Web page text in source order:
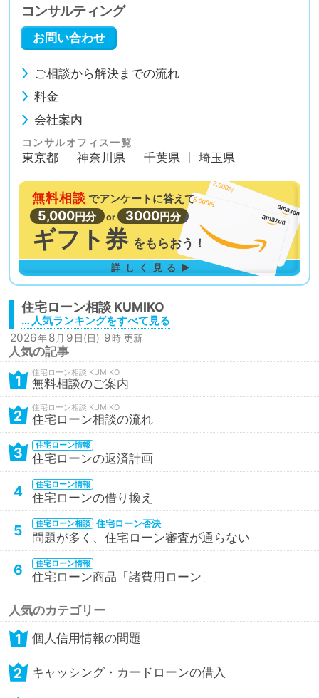
コンサルティング
お問い合わせ
ご相談から解決までの流れ
料金
会社案内
コンサルオフィス一覧
東京都 神奈川県 千葉県 埼玉県
無料相談 でアンケートに答えて
5,000円分 or 3000円分
ギフト券 を もらおう！
詳しく見る▶
住宅ローン相談
… 人気ランキングをすべて見る
2026年8 月 9 日(日) 9時 更新
人気の記事
1 住宅ローン相談
無料相談のご案内
2 住宅ローン相談
住宅ローン相談の流れ
3 住宅ローン情報
住宅ローンの返済計画
4 住宅ローン情報
住宅ローンの借り換え
5 住宅ローン相談 住宅ローン否決
問題が多く、住宅ローン審査が通らない
6 住宅ローン情報
住宅ローン商品「諸費用ローン」
人気のカテゴリー
1 個人信用情報の問題
2 キャッシング・カードローンの借入